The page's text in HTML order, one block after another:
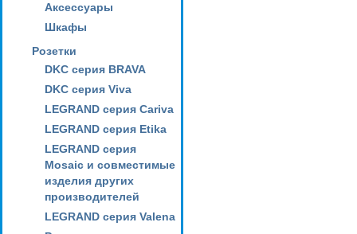
Аксессуары
Шкафы
Розетки
DKC серия BRAVA
DKC серия Viva
LEGRAND серия Cariva
LEGRAND серия Etika
LEGRAND серия
Mosaic и совместимые
изделия других
производителей
LEGRAND серия Valena